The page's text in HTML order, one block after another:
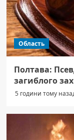
Область
Полтава:
загиблого
5 години тому